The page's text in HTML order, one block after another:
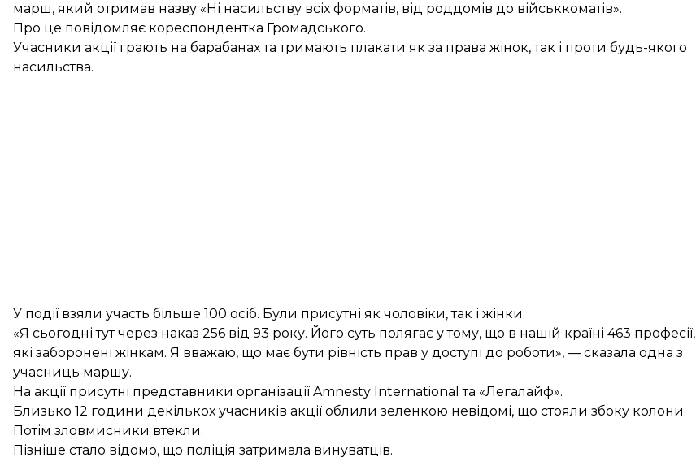
марш, який отримав назву «Ні насильству всіх форматів, від роддомів до військкоматів».
Про це повідомляє кореспондентка Громадського.
Учасники акції грають на барабанах та тримають плакати як за права жінок, так і проти будь-якого
насильства.
У події взяли участь більше 100 осіб. Були присутні як чоловіки, так і жінки.
«Я сьогодні тут через наказ 256 від 93 року. Його суть полягає у тому, що в нашій країні 463 професії,
які заборонені жінкам. Я вважаю, що має бути рівність прав у доступі до роботи», — сказала одна з
учасниць маршу.
На акції присутні представники організації Amnesty International та «Легалайф».
Близько 12 години декількох учасників акції облили зеленкою невідомі, що стояли збоку колони.
Потім зловмисники втекли.
Пізніше стало відомо, що поліція затримала винуватців.